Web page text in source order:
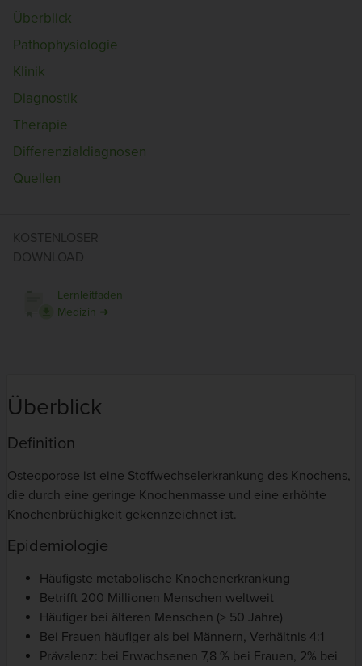
Überblick
Pathophysiologie
Klinik
Diagnostik
Therapie
Differenzialdiagnosen
Quellen
KOSTENLOSER
DOWNLOAD
Lernleitfaden
Medizin ➜
Überblick
Definition
Osteoporose ist eine Stoffwechselerkrankung des Knochens,
die durch eine geringe Knochenmasse und eine erhöhte
Knochenbrüchigkeit gekennzeichnet ist.
Epidemiologie
Häufigste metabolische Knochenerkrankung
Betrifft 200 Millionen Menschen weltweit
Häufiger bei älteren Menschen (> 50 Jahre)
Bei Frauen häufiger als bei Männern, Verhältnis 4:1
Prävalenz: bei Erwachsenen 7,8 % bei Frauen, 2% bei